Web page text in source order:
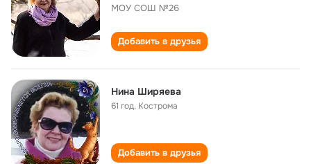
МОУ СОШ №26
Добавить в друзья
Нина Ширяева
61 год, Кострома
Добавить в друзья